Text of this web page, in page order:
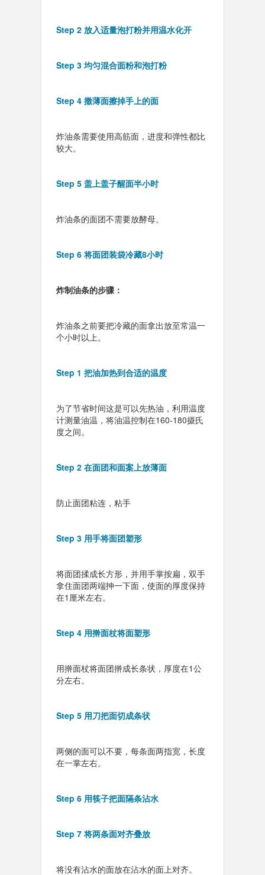
Step 2 放入适量泡打粉并用温水化开
Step 3 均匀混合面粉和泡打粉
Step 4 撒薄面擦掉手上的面
炸油条需要使用高筋面，进度和弹性都比
较大。
Step 5 盖上盖子醒面半小时
炸油条的面团不需要放酵母。
Step 6 将面团装袋冷藏8小时
炸制油条的步骤：
炸油条之前要把冷藏的面拿出放至常温一
个小时以上。
Step 1 把油加热到合适的温度
为了节省时间这是可以先热油，利用温度
计测量油温，将油温控制在160-180摄氏
度之间。
Step 2 在面团和面案上放薄面
防止面团粘连，粘手
Step 3 用手将面团塑形
将面团揉成长方形，并用手掌按扁，双手
拿住面团两端抻一下面，使面的厚度保持
在1厘米左右。
Step 4 用擀面杖将面塑形
用擀面杖将面团擀成长条状，厚度在1公
分左右。
Step 5 用刀把面切成条状
两侧的面可以不要，每条面两指宽，长度
在一掌左右。
Step 6 用筷子把面隔条沾水
Step 7 将两条面对齐叠放
将没有沾水的面放在沾水的面上对齐。